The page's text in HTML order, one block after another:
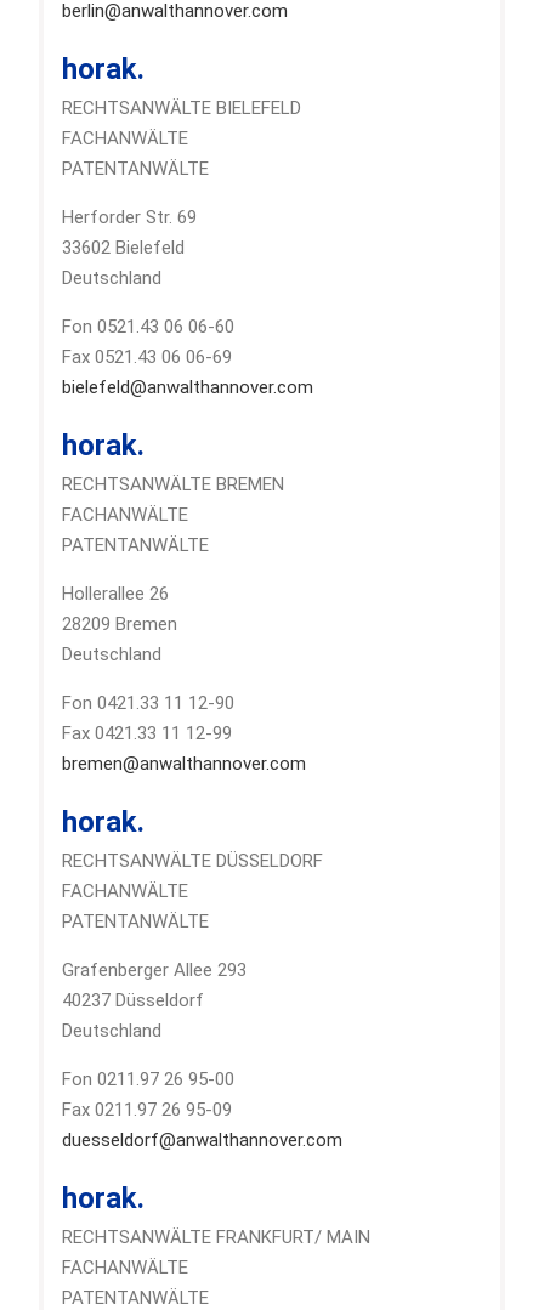
berlin@anwalthannover.com
horak.
RECHTSANWÄLTE BIELEFELD
FACHANWÄLTE
PATENTANWÄLTE
Herforder Str. 69
33602 Bielefeld
Deutschland
Fon 0521.43 06 06-60
Fax 0521.43 06 06-69
bielefeld@anwalthannover.com
horak.
RECHTSANWÄLTE BREMEN
FACHANWÄLTE
PATENTANWÄLTE
Hollerallee 26
28209 Bremen
Deutschland
Fon 0421.33 11 12-90
Fax 0421.33 11 12-99
bremen@anwalthannover.com
horak.
RECHTSANWÄLTE DÜSSELDORF
FACHANWÄLTE
PATENTANWÄLTE
Grafenberger Allee 293
40237 Düsseldorf
Deutschland
Fon 0211.97 26 95-00
Fax 0211.97 26 95-09
duesseldorf@anwalthannover.com
horak.
RECHTSANWÄLTE FRANKFURT/ MAIN
FACHANWÄLTE
PATENTANWÄLTE